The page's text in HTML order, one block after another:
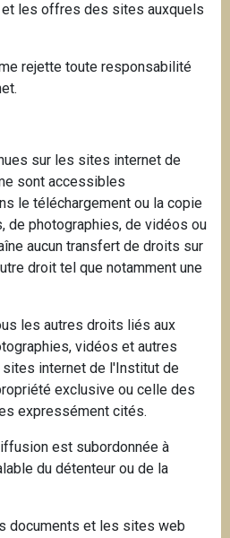
et les offres des sites auxquels
rejette toute responsabilité
sur les sites internet de
sont accessibles
le téléchargement ou la copie
de photographies, de vidéos ou
aucun transfert de droits sur
droit tel que notamment une
les autres droits liés aux
vidéos et autres
internet de l'Institut de
exclusive ou celle des
expressément cités.
est subordonnée à
du détenteur ou de la
documents et les sites web